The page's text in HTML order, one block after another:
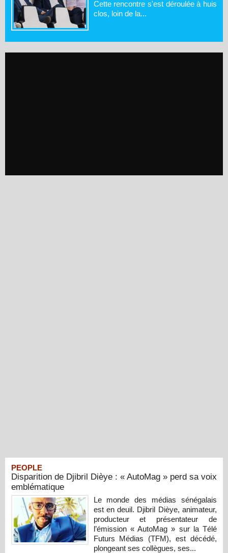
Cette rencontre s'est déroulée à huis
clos, loin de la...
PEOPLE
Disparition de Djibril Dièye : « AutoMag » perd sa voix
emblématique
Le monde des médias sénégalais
est en deuil. Djibril Dièye, animateur,
producteur et présentateur de
l’émission « AutoMag » sur la Télé
Futurs Médias (TFM), est décédé,
plongeant ses collègues, ses...